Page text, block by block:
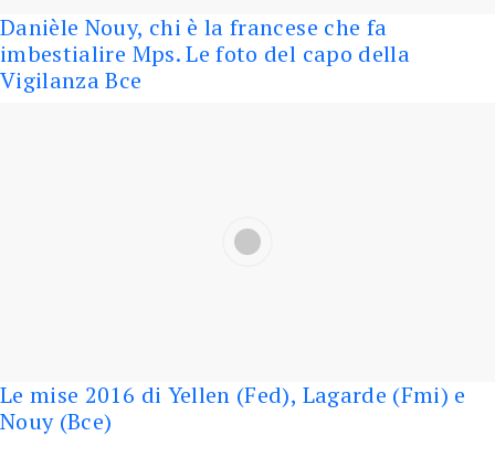
Danièle Nouy, chi è la francese che fa
imbestialire Mps. Le foto del capo della
Vigilanza Bce
Le mise 2016 di Yellen (Fed), Lagarde (Fmi) e
Nouy (Bce)